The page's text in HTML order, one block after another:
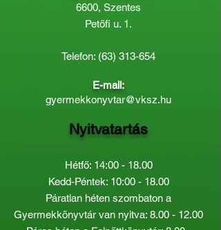
6600, Szentes
Petőfi u. 1.
Telefon: (63) 313-654
E-mail:
gyermekkonyvtar@vksz.hu
Nyitvatartás
Hétfő: 14:00 - 18.00
Kedd-Péntek: 10:00 - 18.00
Páratlan héten szombaton a
Gyermekkönyvtár van nyitva: 8.00 - 12.00